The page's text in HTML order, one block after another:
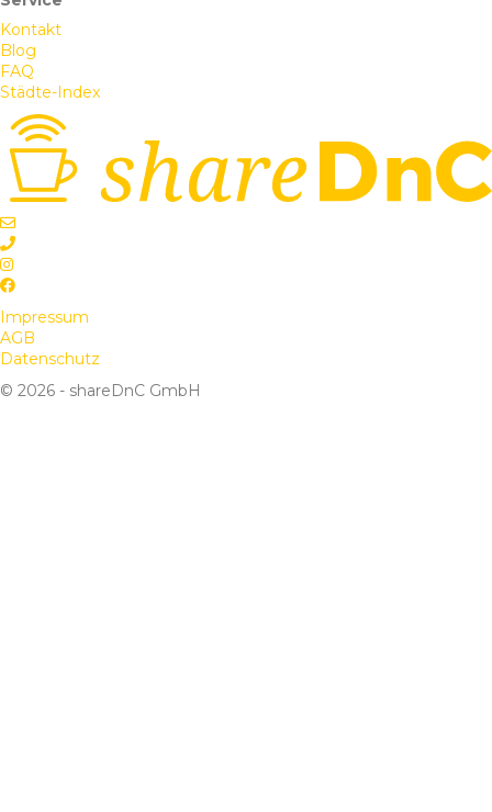
Kontakt
Blog
FAQ
Städte-Index
Impressum
AGB
Datenschutz
© 2026 - shareDnC GmbH